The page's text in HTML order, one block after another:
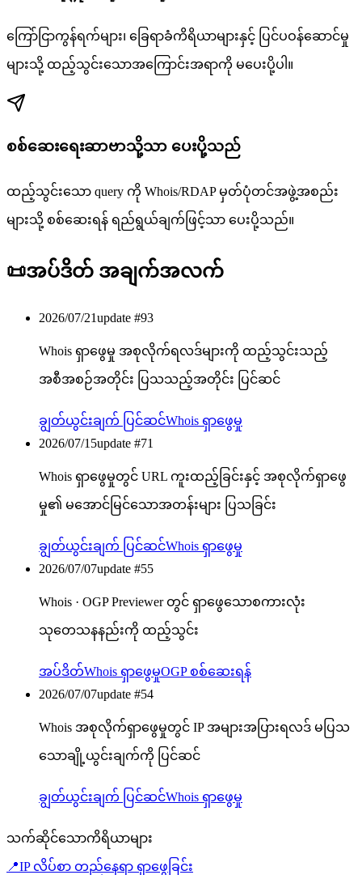
ကြော်ငြာကွန်ရက်များ၊ ခြေရာခံကိရိယာများနှင့် ပြင်ပဝန်ဆောင်မှု
များသို့ ထည့်သွင်းသောအကြောင်းအရာကို မပေးပို့ပါ။
စစ်ဆေးရေးဆာဗာသို့သာ ပေးပို့သည်
ထည့်သွင်းသော query ကို Whois/RDAP မှတ်ပုံတင်အဖွဲ့အစည်း
များသို့ စစ်ဆေးရန် ရည်ရွယ်ချက်ဖြင့်သာ ပေးပို့သည်။
📜အပ်ဒိတ် အချက်အလက်
2026/07/21update #93
Whois ရှာဖွေမှု အစုလိုက်ရလဒ်များကို ထည့်သွင်းသည့်
အစီအစဉ်အတိုင်း ပြသသည့်အတိုင်း ပြင်ဆင်
ချွတ်ယွင်းချက် ပြင်ဆင်Whois ရှာဖွေမှု
2026/07/15update #71
Whois ရှာဖွေမှုတွင် URL ကူးထည့်ခြင်းနှင့် အစုလိုက်ရှာဖွေ
မှု၏ မအောင်မြင်သောအတန်းများ ပြသခြင်း
ချွတ်ယွင်းချက် ပြင်ဆင်Whois ရှာဖွေမှု
2026/07/07update #55
Whois · OGP Previewer တွင် ရှာဖွေသောစကားလုံး
သုတေသနနည်းကို ထည့်သွင်း
အပ်ဒိတ်Whois ရှာဖွေမှုOGP စစ်ဆေးရန်
2026/07/07update #54
Whois အစုလိုက်ရှာဖွေမှုတွင် IP အများအပြားရလဒ် မပြသ
သောချို့ယွင်းချက်ကို ပြင်ဆင်
ချွတ်ယွင်းချက် ပြင်ဆင်Whois ရှာဖွေမှု
သက်ဆိုင်သောကိရိယာများ
📍IP လိပ်စာ တည်နေရာ ရှာဖွေခြင်း